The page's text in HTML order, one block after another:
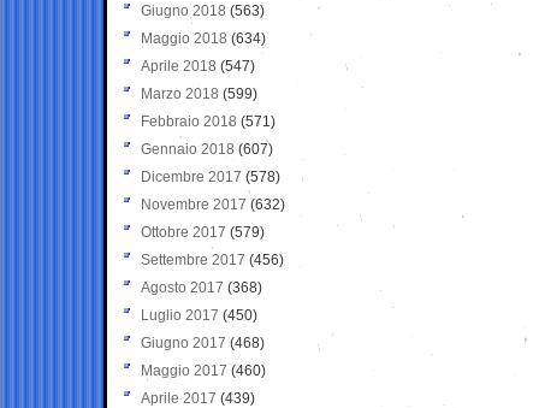
Giugno 2018 (563)
Maggio 2018 (634)
Aprile 2018 (547)
Marzo 2018 (599)
Febbraio 2018 (571)
Gennaio 2018 (607)
Dicembre 2017 (578)
Novembre 2017 (632)
Ottobre 2017 (579)
Settembre 2017 (456)
Agosto 2017 (368)
Luglio 2017 (450)
Giugno 2017 (468)
Maggio 2017 (460)
Aprile 2017 (439)